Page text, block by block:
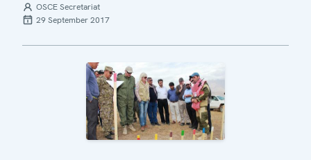
OSCE Secretariat
29 September 2017